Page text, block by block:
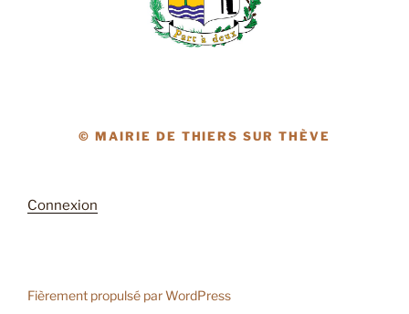
© MAIRIE DE THIERS SUR THÈVE
Connexion
Fièrement propulsé par WordPress